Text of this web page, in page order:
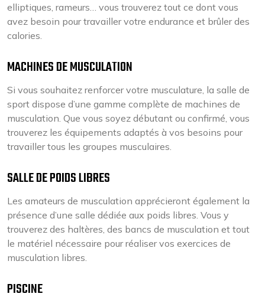
elliptiques, rameurs… vous trouverez tout ce dont vous
avez besoin pour travailler votre endurance et brûler des
calories.
MACHINES DE MUSCULATION
Si vous souhaitez renforcer votre musculature, la salle de
sport dispose d’une gamme complète de machines de
musculation. Que vous soyez débutant ou confirmé, vous
trouverez les équipements adaptés à vos besoins pour
travailler tous les groupes musculaires.
SALLE DE POIDS LIBRES
Les amateurs de musculation apprécieront également la
présence d’une salle dédiée aux poids libres. Vous y
trouverez des haltères, des bancs de musculation et tout
le matériel nécessaire pour réaliser vos exercices de
musculation libres.
PISCINE